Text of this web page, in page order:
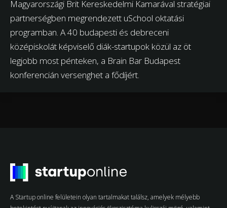
Magyarországi Brit Kereskedelmi Kamarával stratégiai
partnerségben megrendezett uSchool oktatási
programban. A 40 budapesti és debreceni
középiskolát képviselő diák-startupok közül az öt
legjobb most pénteken, a Brain Bar Budapest
konferencián versenghet a fődíjért.
A Startup online felületein olyan tartalmakat találsz, amelyek mélyebb